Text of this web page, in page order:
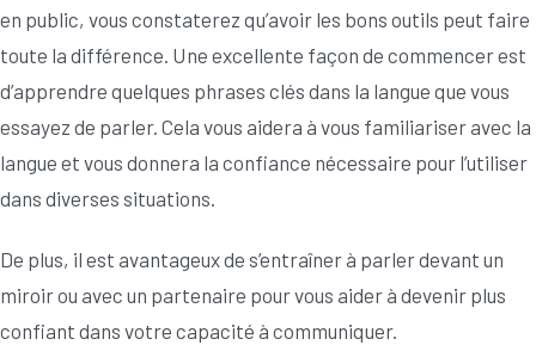
en public, vous constaterez qu’avoir les bons outils peut faire
toute la différence. Une excellente façon de commencer est
d’apprendre quelques phrases clés dans la langue que vous
essayez de parler. Cela vous aidera à vous familiariser avec la
langue et vous donnera la confiance nécessaire pour l’utiliser
dans diverses situations.
De plus, il est avantageux de s’entraîner à parler devant un
miroir ou avec un partenaire pour vous aider à devenir plus
confiant dans votre capacité à communiquer.